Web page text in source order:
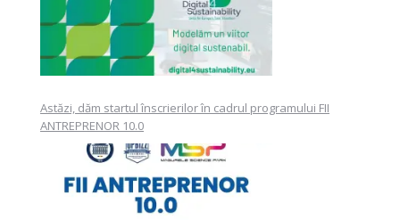
Astăzi, dăm startul înscrierilor în cadrul programului FII
ANTREPRENOR 10.0